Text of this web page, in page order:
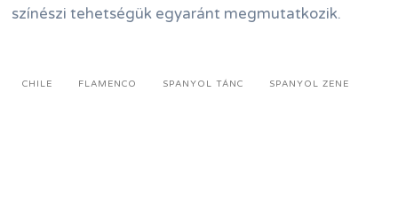
színészi tehetségük egyaránt megmutatkozik.
CHILE FLAMENCO SPANYOL TÁNC SPANYOL ZENE